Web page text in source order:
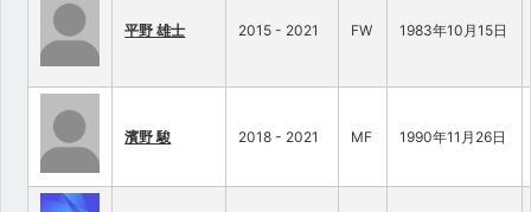
平野 雄士 2015 - 2021 FW 1983年10月15日
濱野 駿 2018 - 2021 MF 1990年11月26日